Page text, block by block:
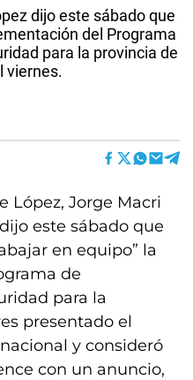
dijo este sábado que
del Programa
para la provincia de
viernes.
López, Jorge Macri
este sábado que
en equipo” la
de
para la
presentado el
y consideró
con un anuncio,